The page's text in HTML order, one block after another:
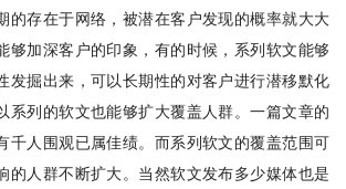
的存在于网络，被潜在客户发现的概率就大大
够加深客户的印象，有的时候，系列软文能够
发掘出来，可以长期性的对客户进行潜移默化
系列的软文也能够扩大覆盖人群。一篇文章的
千人围观已属佳绩。而系列软文的覆盖范围可
的人群不断扩大。当然软文发布多少媒体也是